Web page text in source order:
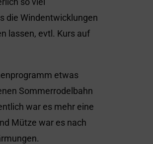
die Windentwicklungen
lassen, evtl. Kurs auf
etwas
Sommerrodelbahn
war es mehr eine
Mütze war es nach